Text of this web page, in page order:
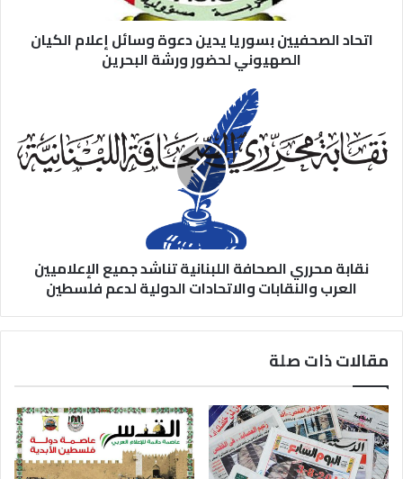
اتحاد الصحفيين بسوريا يدين دعوة وسائل إعلام الكيان
الصهيوني لحضور ورشة البحرين
نقابة محرري الصحافة اللبنانية تناشد جميع الإعلاميين
العرب والنقابات والاتحادات الدولية لدعم فلسطين
مقالات ذات صلة